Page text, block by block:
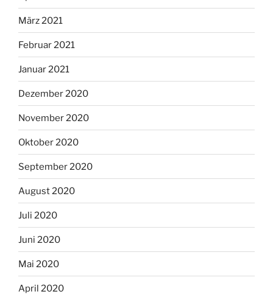
März 2021
Februar 2021
Januar 2021
Dezember 2020
November 2020
Oktober 2020
September 2020
August 2020
Juli 2020
Juni 2020
Mai 2020
April 2020